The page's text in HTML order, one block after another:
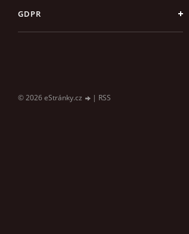
GDPR
© 2026 eStránky.cz | RSS